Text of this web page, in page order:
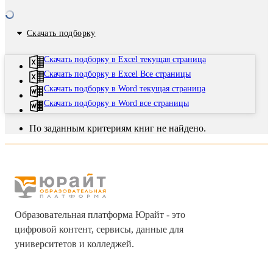
Скачать подборку
Скачать подборку в Excel текущая страница
Скачать подборку в Excel Все страницы
Скачать подборку в Word текущая страница
Скачать подборку в Word все страницы
По заданным критериям книг не найдено.
Образовательная платформа Юрайт - это
цифровой контент, сервисы, данные для
университетов и колледжей.